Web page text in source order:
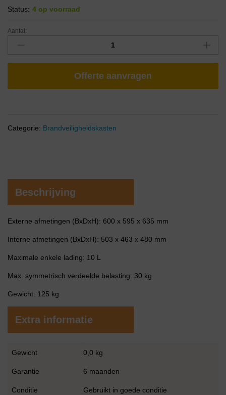
Status: 4 op voorraad
Aantal:
Offerte aanvragen
Categorie: Brandveiligheidskasten
Beschrijving
Externe afmetingen (BxDxH): 600 x 595 x 635 mm
Interne afmetingen (BxDxH): 503 x 463 x 480 mm
Maximale enkele lading: 10 L
Max. symmetrisch verdeelde belasting: 30 kg
Gewicht: 125 kg
Extra informatie
Gewicht 0,0 kg
Garantie 6 maanden
Conditie Gebruikt in goede conditie